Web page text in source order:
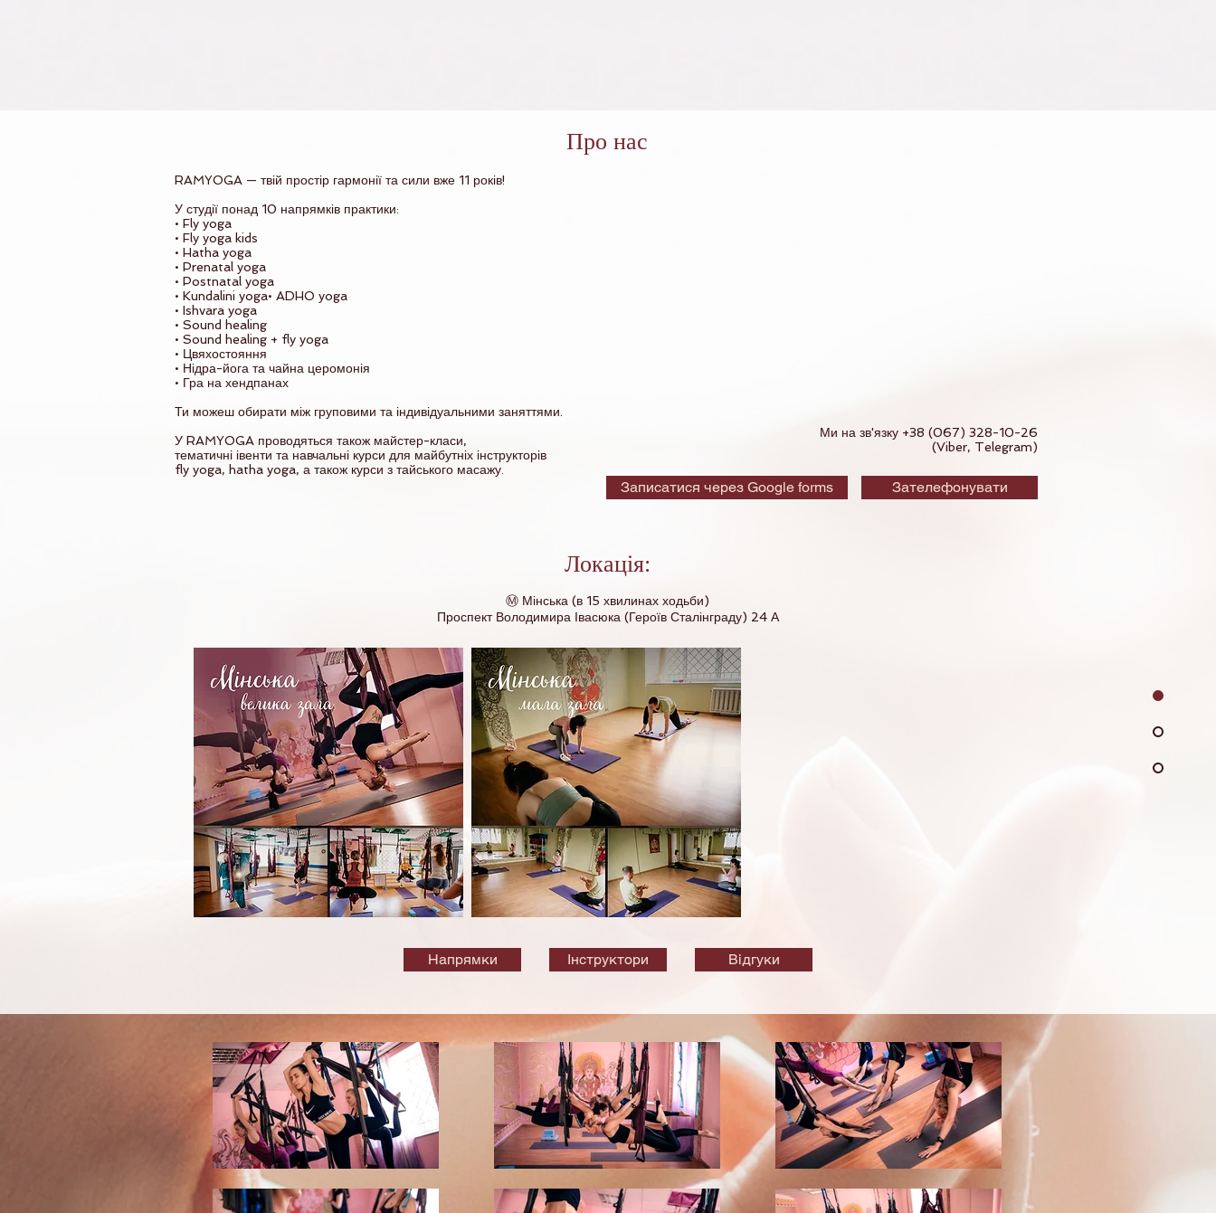
Про нас
RAMYOGA — твій простір гармонії та сили вже 11 років!
У студії понад 10 напрямків практики:
• Fly yoga
• Fly yoga kids
• Hatha yoga
• Prenatal yoga
• Postnatal yoga
• Kundalini yoga• ADHO yoga
• Ishvara yoga
• Sound healing
• Sound healing + fly yoga
• Цвяхостояння
• Нідра-йога та чайна церомонія
• Гра на хендпанах
Ти можеш обирати між груповими та індивідуальними заняттями.
У RAMYOGA проводяться також майстер-класи,
тематичні івенти та навчальні курси для майбутніх інструкторів
fly yoga, hatha yoga, а також курси з тайського масажу.
Ми на зв'язку +38 (067) 328-10-26
(Viber, Telegram)
Записатися через Google forms Зателефонувати
Локація:
Ⓜ️ Мінська (в 15 хвилинах ходьби)
Проспект Володимира Івасюка (Героїв Сталінграду) 24 А
Напрямки Інструктори Відгуки